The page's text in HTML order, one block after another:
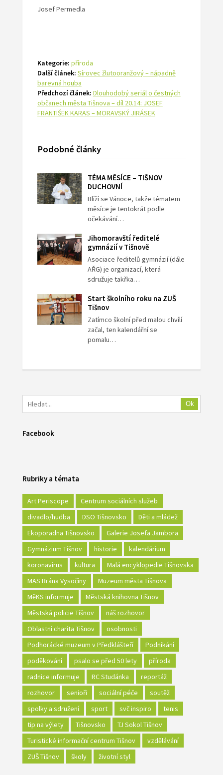
Josef Permedla
Kategorie: příroda
Další článek: Sírovec žlutooranžový – nápadně
barevná houba
Předchozí článek: Dlouhodobý seriál o čestných
občanech města Tišnova – díl 20.14: JOSEF
FRANTIŠEK KARAS – MORAVSKÝ JIRÁSEK
Podobné články
TÉMA MĚSÍCE – TIŠNOV
DUCHOVNÍ
Blíží se Vánoce, takže tématem
měsíce je tentokrát podle
očekávání…
Jihomoravští ředitelé
gymnázií v Tišnově
Asociace ředitelů gymnázií (dále
AŘG) je organizací, která
sdružuje takřka…
Start školního roku na ZUŠ
Tišnov
Zatímco školní před malou chvílí
začal, ten kalendářní se
pomalu…
Ok
Facebook
Rubriky a témata
Art Periscope
Centrum sociálních služeb
divadlo/hudba
DSO Tišnovsko
Děti a mládež
Ekoporadna Tišnovsko
Galerie Josefa Jambora
Gymnázium Tišnov
historie
kalendárium
koronavirus
kultura
Malá encyklopedie Tišnovska
MAS Brána Vysočiny
Muzeum města Tišnova
MěKS informuje
Městská knihovna Tišnov
Městská policie Tišnov
náš rozhovor
Oblastní charita Tišnov
osobnosti
Podhorácké muzeum v Předklášteří
Podnikání
poděkování
psalo se před 50 lety
příroda
radnice informuje
RC Studánka
reportáž
rozhovor
senioři sociální péče
soutěž
spolky a sdružení
sport svč inspiro
tenis
tip na výlety
Tišnovsko
TJ Sokol Tišnov
Turistické informační centrum Tišnov
vzdělávání
ZUŠ Tišnov
školy životní styl